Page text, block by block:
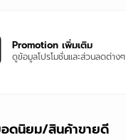
Promotion เพิ่มเติม
ดูข้อมูลโปรโมชั่นและส่วนลดต่างๆ
อดนิยม/สินค้าขายดี